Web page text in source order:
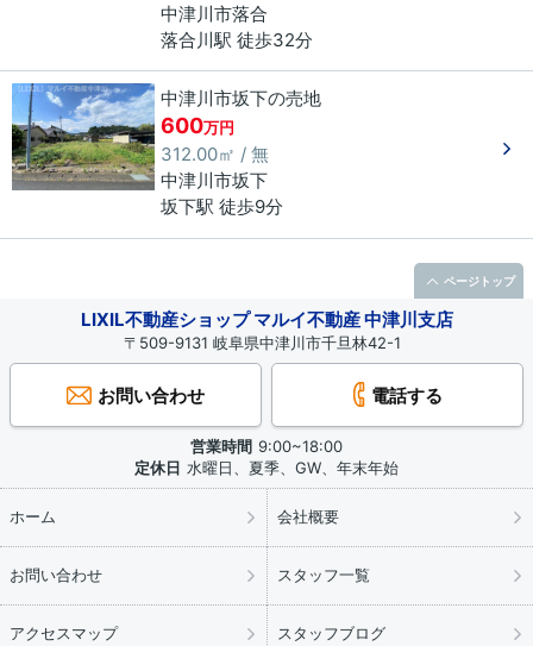
中津川市落合
落合川駅 徒歩32分
中津川市坂下の売地
600万円
312.00㎡ / 無
中津川市坂下
坂下駅 徒歩9分
LIXIL不動産ショップ マルイ不動産 中津川支店
〒509-9131 岐阜県中津川市千旦林42-1
お問い合わせ 電話する
営業時間 9:00~18:00
定休日 水曜日、夏季、GW、年末年始
ホーム 会社概要
お問い合わせ スタッフ一覧
アクセスマップ スタッフブログ
ページトップ